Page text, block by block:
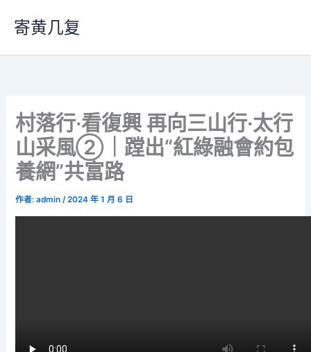
要
寄黄几复
村落行·看復興 再向三山行·太行
山采風②｜蹚出“紅綠融會約包
養網”共富路
作者:admin/2024 年 1 月 6 日